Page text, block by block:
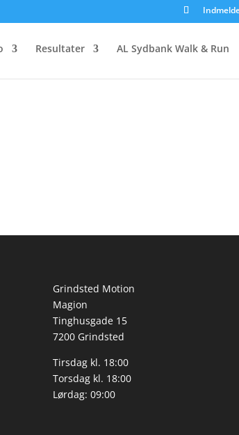
Resultater AL Sydbank Walk & Run
Grindsted Motion
Magion
Tinghusgade 15
7200 Grindsted
Tirsdag kl. 18:00
Torsdag kl. 18:00
Lørdag: 09:00